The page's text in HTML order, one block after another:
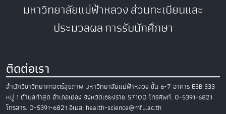
มหาวิทยาลัยแม่ฟ้าหลวงส่วนทะเบียนและ
ประมวลผลการรับนักศึกษา
ติดต่อเรา
สำนักวิชาวิทยาศาสตร์สุขภาพ มหาวิทยาลัยแม่ฟ้าหลวง ชั้น 6-7 อาคาร E3B 333
หมู่ 1 ตำบลท่าสุด อำเภอเมือง จังหวัดเชียงราย 57100 โทรศัพท์. 0-5391-6821
โทรสาร. 0-5391-6821 อีเมล: health-science@mfu.ac.th